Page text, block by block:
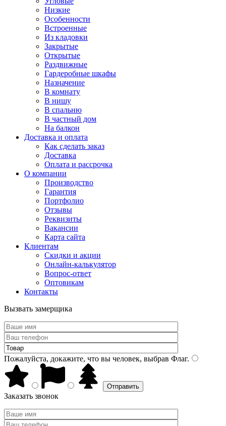
Низкие
Особенности
Встроенные
Из кладовки
Закрытые
Открытые
Раздвижные
Гардеробные шкафы
Назначение
В комнату
В нишу
В спальню
В частный дом
На балкон
Доставка и оплата
Как сделать заказ
Доставка
Оплата и рассрочка
О компании
Производство
Гарантия
Портфолио
Отзывы
Реквизиты
Вакансии
Карта сайта
Клиентам
Скидки и акции
Онлайн-калькулятор
Вопрос-ответ
Оптовикам
Контакты
Вызвать замерщика
Пожалуйста, докажите, что вы человек, выбрав Флаг.
Заказать звонок